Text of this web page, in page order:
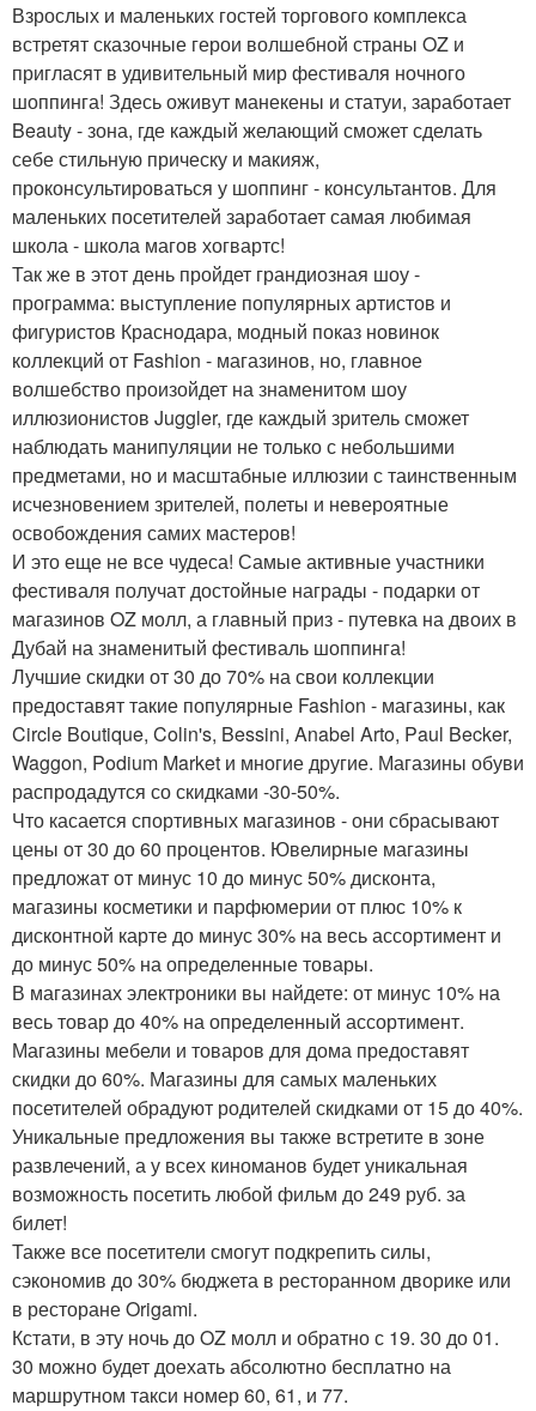
Взрослых и маленьких гостей торгового комплекса
встретят сказочные герои волшебной страны OZ и
пригласят в удивительный мир фестиваля ночного
шоппинга! Здесь оживут манекены и статуи, заработает
Beauty - зона, где каждый желающий сможет сделать
себе стильную прическу и макияж,
проконсультироваться у шоппинг - консультантов. Для
маленьких посетителей заработает самая любимая
школа - школа магов хогвартс!
Так же в этот день пройдет грандиозная шоу -
программа: выступление популярных артистов и
фигуристов Краснодара, модный показ новинок
коллекций от Fashion - магазинов, но, главное
волшебство произойдет на знаменитом шоу
иллюзионистов Juggler, где каждый зритель сможет
наблюдать манипуляции не только с небольшими
предметами, но и масштабные иллюзии с таинственным
исчезновением зрителей, полеты и невероятные
освобождения самих мастеров!
И это еще не все чудеса! Самые активные участники
фестиваля получат достойные награды - подарки от
магазинов OZ молл, а главный приз - путевка на двоих в
Дубай на знаменитый фестиваль шоппинга!
Лучшие скидки от 30 до 70% на свои коллекции
предоставят такие популярные Fashion - магазины, как
Circle Boutique, Colin's, Bessini, Anabel Arto, Paul Becker,
Waggon, Podium Market и многие другие. Магазины обуви
распродадутся со скидками -30-50%.
Что касается спортивных магазинов - они сбрасывают
цены от 30 до 60 процентов. Ювелирные магазины
предложат от минус 10 до минус 50% дисконта,
магазины косметики и парфюмерии от плюс 10% к
дисконтной карте до минус 30% на весь ассортимент и
до минус 50% на определенные товары.
В магазинах электроники вы найдете: от минус 10% на
весь товар до 40% на определенный ассортимент.
Магазины мебели и товаров для дома предоставят
скидки до 60%. Магазины для самых маленьких
посетителей обрадуют родителей скидками от 15 до 40%.
Уникальные предложения вы также встретите в зоне
развлечений, а у всех киноманов будет уникальная
возможность посетить любой фильм до 249 руб. за
билет!
Также все посетители смогут подкрепить силы,
сэкономив до 30% бюджета в ресторанном дворике или
в ресторане Origami.
Кстати, в эту ночь до OZ молл и обратно с 19. 30 до 01.
30 можно будет доехать абсолютно бесплатно на
маршрутном такси номер 60, 61, и 77.